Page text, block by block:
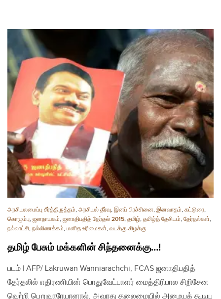
அரசியலமைப்பு சீர்த்திருத்தம், அரசியல் தீர்வு, இனப் பிரச்சினை, இனவாதம், கட்டுரை,
கொழும்பு, ஜனநாயகம், ஜனாதிபதித் தேர்தல் 2015, தமிழ், தமிழ்த் தேசியம், தேர்தல்கள்,
நல்லாட்சி, நல்லிணக்கம், மனித உரிமைகள், வடக்கு-கிழக்கு
தமிழ் பேசும் மக்களின் சிந்தனைக்கு…!​
படம் | AFP/ Lakruwan Wanniarachchi, FCAS ஜனாதிபதித்
தேர்தலில் எதிரணியின் பொதுவேட்பாளர் மைத்திரிபால சிறிசேன
வெற்றி பெறுவாரேயானால், அவரது தலைமையில் அமையக் கூடிய